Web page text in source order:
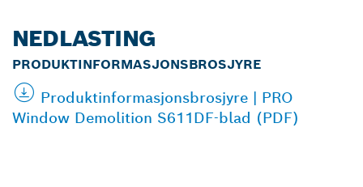
NEDLASTING
PRODUKTINFORMASJONSBROSJYRE
Produktinformasjonsbrosjyre | PRO
Window Demolition S611DF-blad (PDF)